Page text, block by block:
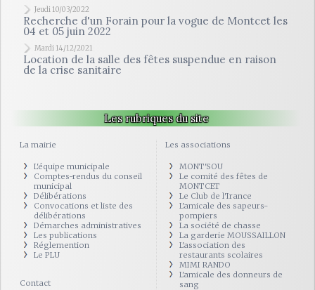
Jeudi 10/03/2022
Recherche d'un Forain pour la vogue de Montcet les
04 et 05 juin 2022
Mardi 14/12/2021
Location de la salle des fêtes suspendue en raison
de la crise sanitaire
Les rubriques du site
La mairie
L'équipe municipale
Comptes-rendus du conseil
municipal
Délibérations
Convocations et liste des
délibérations
Démarches administratives
Les publications
Réglemention
Le PLU
Contact
Les associations
MONT'SOU
Le comité des fêtes de
MONTCET
Le Club de l'Irance
L'amicale des sapeurs-
pompiers
La société de chasse
La garderie MOUSSAILLON
L'association des
restaurants scolaires
MIMI RANDO
L'amicale des donneurs de
sang